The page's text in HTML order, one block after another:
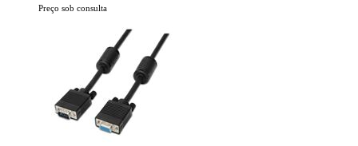
Preço sob consulta